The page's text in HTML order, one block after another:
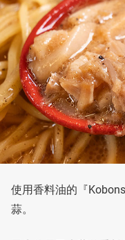
使用香料油的『
蒜。